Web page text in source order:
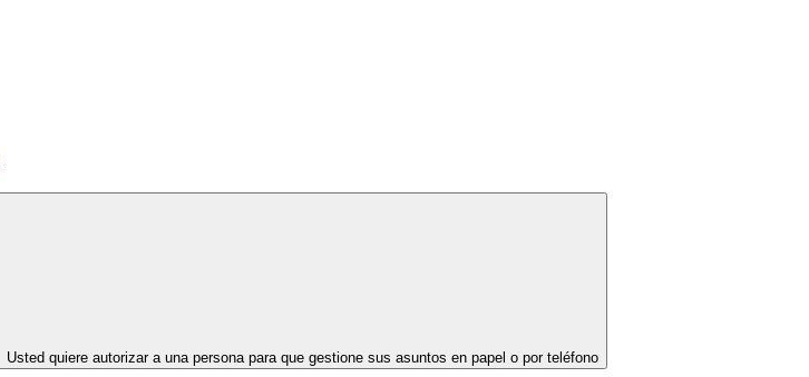
Usted quiere autorizar a una persona para que gestione sus asuntos en papel o por teléfono